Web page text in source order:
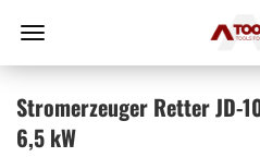
Stromerzeuger Retter JD-
6,5 kW